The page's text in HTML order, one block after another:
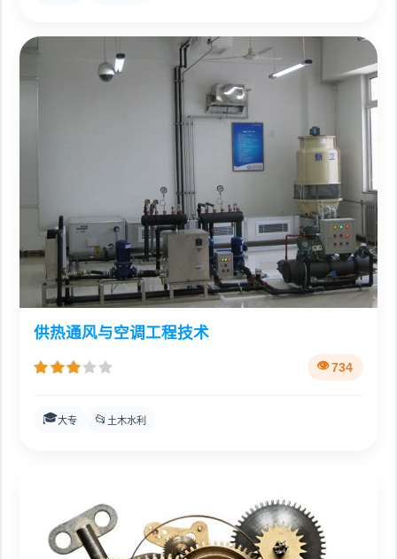
供热通风与空调工程技术
734
🎓大专 📂 土木水利